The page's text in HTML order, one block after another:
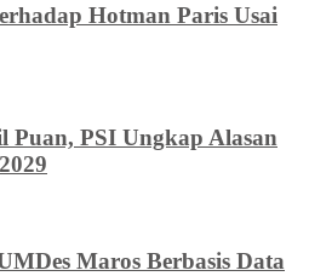
Hotman Paris Usai
Puan, PSI Ungkap Alasan
Maros Berbasis Data